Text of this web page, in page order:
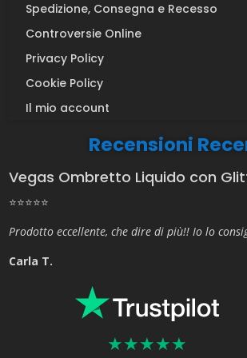
Spedizione, Consegna e Recesso
Controversie Online
Privacy Policy
Cookie Policy
Il mio account
Recensioni
Vegas Ombretto Liquido con
⭐⭐⭐⭐⭐
Prodotto eccellente, che dire di più!! Io lo
Carla T.
★★★★★